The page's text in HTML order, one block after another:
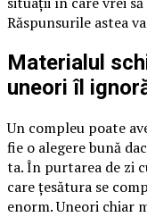
Răspunsurile astea
Materialul
uneori îl
Un compleu poate
fie o alegere bună
ta. În purtarea de zi
care țesătura se
enorm. Uneori chiar